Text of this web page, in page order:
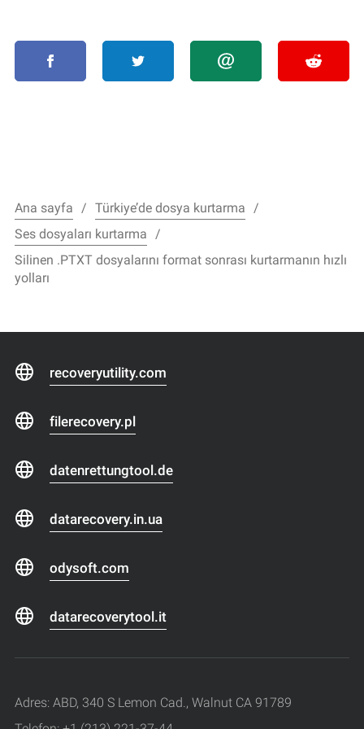
Ana sayfa
Türkiye’de dosya kurtarma
Ses dosyaları kurtarma
Silinen .PTXT dosyalarını format sonrası kurtarmanın hızlı
yolları
recoveryutility.com
filerecovery.pl
datenrettungtool.de
datarecovery.in.ua
odysoft.com
datarecoverytool.it
Adres: ABD, 340 S Lemon Cad., Walnut CA 91789